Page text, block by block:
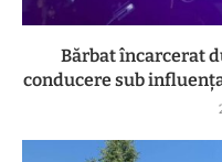
Bărbat încarcerat
conducere sub